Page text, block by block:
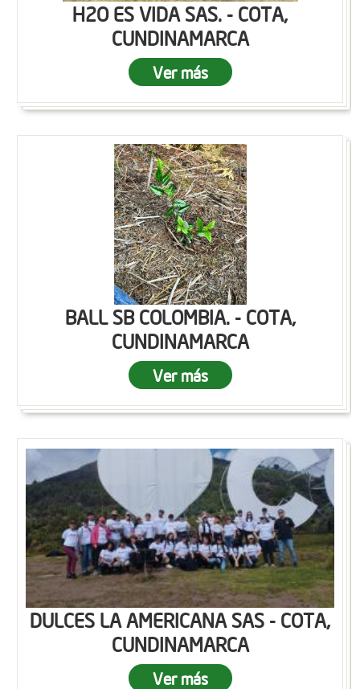
H2O ES VIDA SAS. - COTA,
CUNDINAMARCA
Ver más
BALL SB COLOMBIA. - COTA,
CUNDINAMARCA
Ver más
DULCES LA AMERICANA SAS - COTA,
CUNDINAMARCA
Ver más